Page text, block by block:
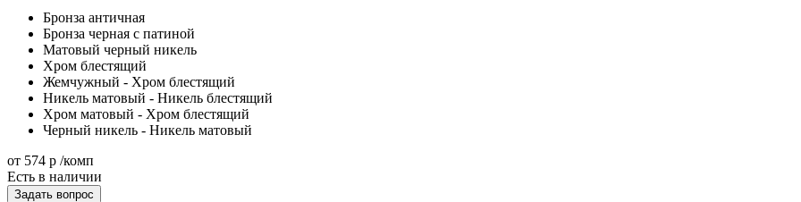
Бронза античная
Бронза черная с патиной
Матовый черный никель
Хром блестящий
Жемчужный - Хром блестящий
Никель матовый - Никель блестящий
Хром матовый - Хром блестящий
Черный никель - Никель матовый
от 574 р /комп
Есть в наличии
Задать вопрос